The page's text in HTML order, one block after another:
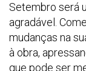
Setembro será
agradável.
mudanças na
à obra,
que pode ser